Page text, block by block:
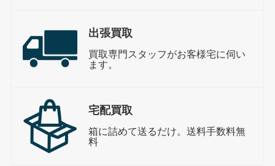
出張買取
買取専門スタッフがお客様宅に伺い
ます。
宅配買取
箱に詰めて送るだけ。送料手数料無
料